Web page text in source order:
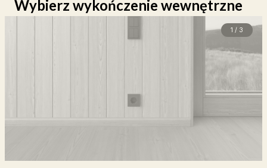
Wybierz wykończenie wewnętrzne
1 / 3